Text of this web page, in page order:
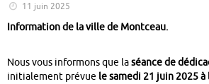
11 juin 2025
Information de la ville de Montceau.
Nous vous informons que laséance de
initialement prévue le samedi 21 juin 2025